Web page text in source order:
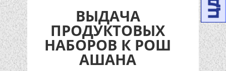
ВЫДАЧА
ПРОДУКТОВЫХ
НАБОРОВ К РОШ
АШАНА